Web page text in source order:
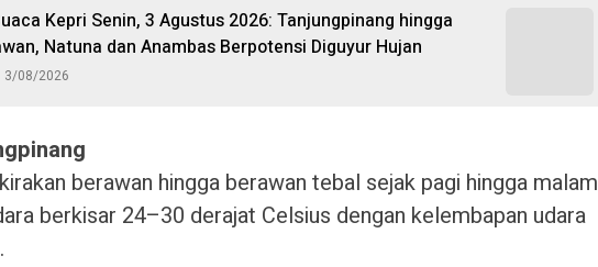
Kepri Senin, 3 Agustus 2026: Tanjungpinang hingga
Natuna dan Anambas Berpotensi Diguyur Hujan
3/08/2026
berawan hingga berawan tebal sejak pagi hingga malam
berkisar 24–30 derajat Celsius dengan kelembapan udara